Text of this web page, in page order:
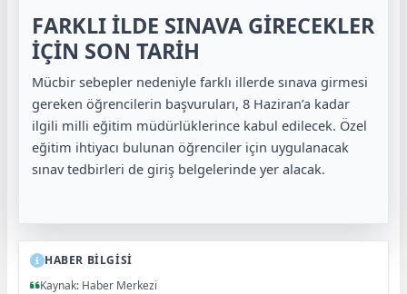
FARKLI İLDE SINAVA GİRECEKLER
İÇİN SON TARİH
Mücbir sebepler nedeniyle farklı illerde sınava girmesi
gereken öğrencilerin başvuruları, 8 Haziran’a kadar
ilgili milli eğitim müdürlüklerince kabul edilecek. Özel
eğitim ihtiyacı bulunan öğrenciler için uygulanacak
sınav tedbirleri de giriş belgelerinde yer alacak.
HABER BİLGİSİ
Kaynak: Haber Merkezi